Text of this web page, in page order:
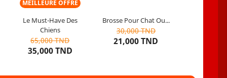
MEILLEURE OFFRE
Le Must-Have Des
Chiens
65,000 TND
35,000 TND
NoirBlancBeigeGris
+3
10articles restants Brosse Pour Chat Ou...
30,000 TND
21,000 TND
BleuGrisRose
10articles restants